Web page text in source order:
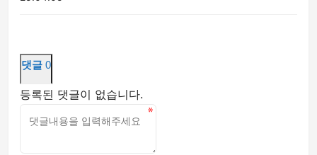
댓글 0
등록된 댓글이 없습니다.